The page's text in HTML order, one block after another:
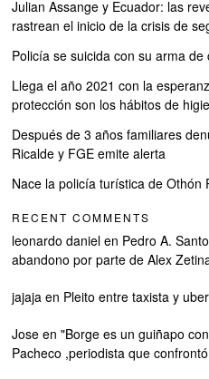
Julian Assange y Ecuador: las
rastrean el inicio de la crisis de
Policía se suicida con su arma de
Llega el año 2021 con la
protección son los hábitos de
Después de 3 años familiares
Ricalde y FGE emite alerta
Nace la policía turística de Othón
RECENT COMMENTS
leonardo daniel en Pedro A.
abandono por parte de Alex
jajaja en Pleito entre taxista y
Jose en"Borge es un guiñapo
Pacheco ,periodista que